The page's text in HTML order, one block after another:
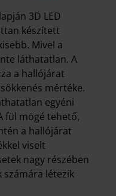
3D LED
készített
Mivel a
láthatatlan. A
a hallójárat
mértéke.
egyéni
fül mögé tehető,
a hallójárat
viselt
nagy részében
számára létezik